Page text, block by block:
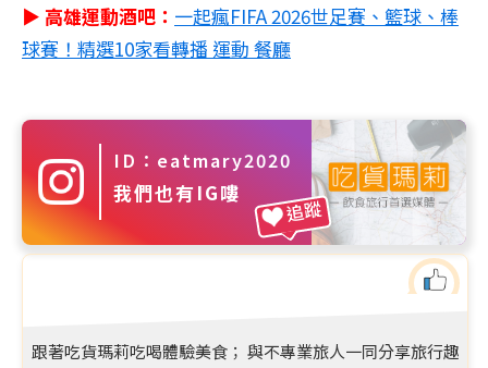
▶ 高雄運動酒吧： 一起瘋FIFA 2026世足賽 、籃球、棒
球賽！精選10家看轉播 運動 餐廳
ID：eatmary2020
我們也有IG嘍
追蹤
跟著吃貨瑪莉吃喝體驗美食； 與不專業旅人一同分享旅行趣